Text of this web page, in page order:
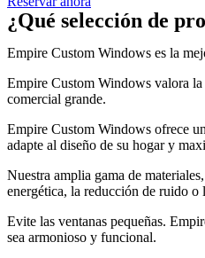
¿Qué selección de
Empire Custom Windows es la
Empire Custom Windows valora la
comercial grande.
Empire Custom Windows ofrece
adapte al diseño de su hogar y
Nuestra amplia gama de
energética, la reducción de ruido o
Evite las ventanas pequeñas.
sea armonioso y funcional.